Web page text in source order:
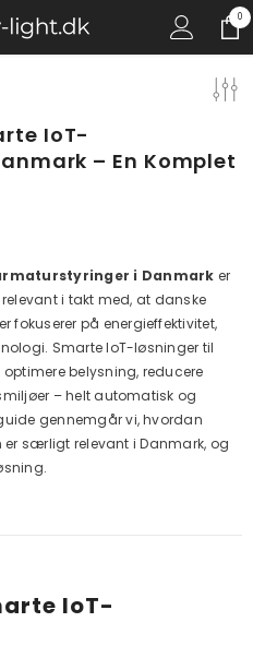
00
IoT-
– En Komplet
i Danmark er
i takt med, at danske
fokuserer på energieffektivitet,
Smarte IoT-løsninger til
belysning, reducere
– helt automatisk og
gennemgår vi, hvordan
er særligt relevant i Danmark, og
IoT-